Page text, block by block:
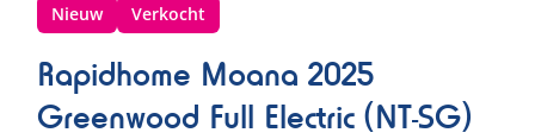
Nieuw Verkocht
Rapidhome Moana 2025
Greenwood Full Electric (NT-SG)